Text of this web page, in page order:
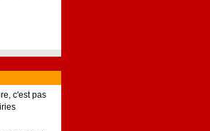
c'est pas